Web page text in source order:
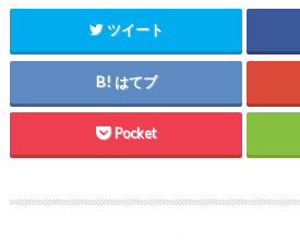
ツイート
はてブ
Pocket